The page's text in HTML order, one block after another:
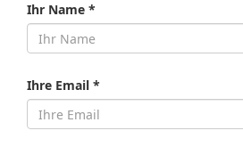
Ihr Name *
Ihre Email *